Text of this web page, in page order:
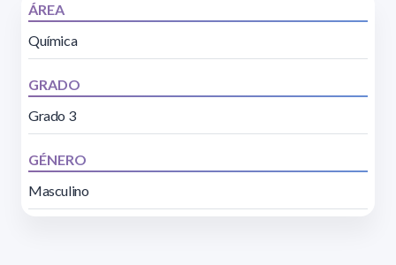
ÁREA
Química
GRADO
Grado 3
GÉNERO
Masculino